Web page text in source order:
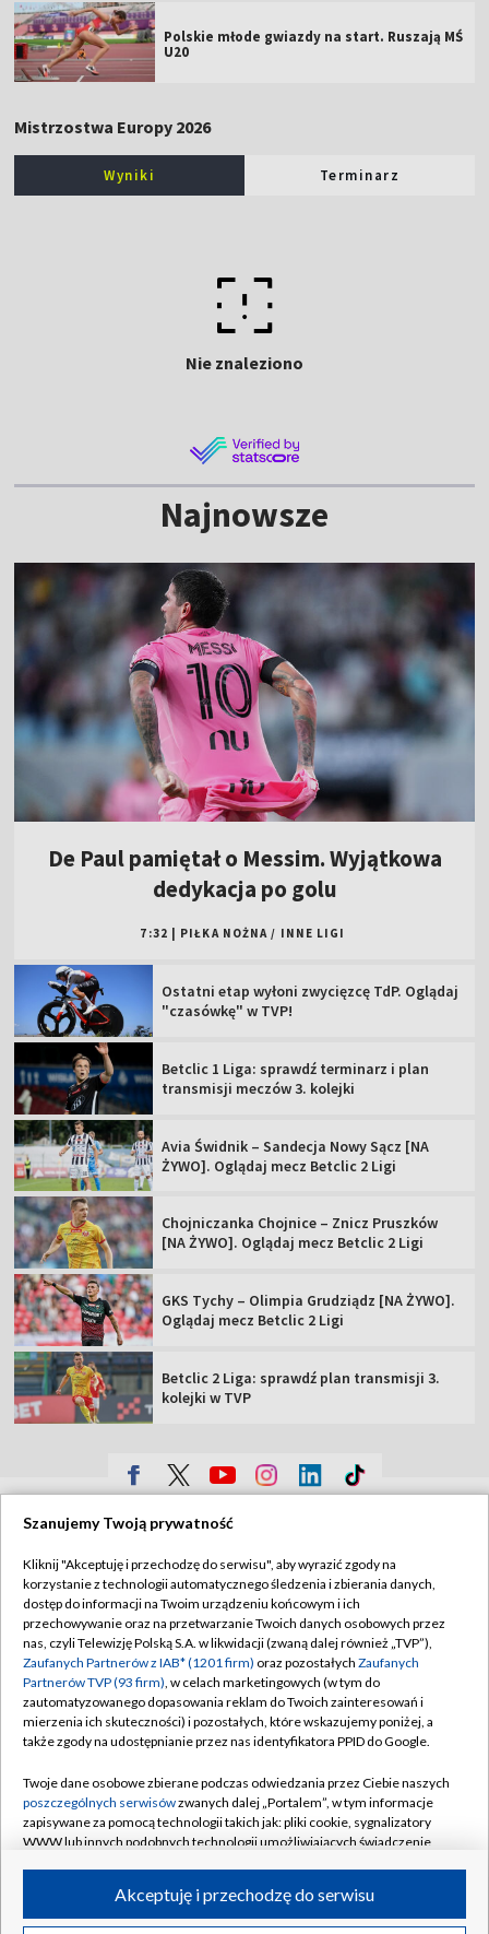
Polskie młode gwiazdy na start. Ruszają MŚ
U20
Mistrzostwa Europy 2026
Wyniki Terminarz
Nie znaleziono
Najnowsze
De Paul pamiętał o Messim. Wyjątkowa
dedykacja po golu
7:32 PIŁKA NOŻNA / INNE LIGI
Ostatni etap wyłoni zwycięzcę TdP. Oglądaj
"czasówkę" w TVP!
Betclic 1 Liga: sprawdź terminarz i plan
transmisji meczów 3. kolejki
Avia Świdnik – Sandecja Nowy Sącz [NA
ŻYWO]. Oglądaj mecz Betclic 2 Ligi
Chojniczanka Chojnice – Znicz Pruszków
[NA ŻYWO]. Oglądaj mecz Betclic 2 Ligi
GKS Tychy – Olimpia Grudziądz [NA ŻYWO].
Oglądaj mecz Betclic 2 Ligi
Betclic 2 Liga: sprawdź plan transmisji 3.
kolejki w TVP
Sklep TVP
Biuro Reklamy
Oferta Handlowa
Telegazeta ogłoszenia
Emisja w TVP
Ogłoszenia przetargowe
Akademia Telewizyjna
Centrum informacji TVP
Polityka prywatności
Moje zgody
Biuro reklamy
Kontakt
©2026 Telewizja Polska Spółka Akcyjna w likwidacji
Szanujemy Twoją prywatność
Kliknij "Akceptuję i przechodzę do serwisu", aby wyrazić zgody na
korzystanie z technologii automatycznego śledzenia i zbierania danych,
dostęp do informacji na Twoim urządzeniu końcowym i ich
przechowywanie oraz na przetwarzanie Twoich danych osobowych przez
nas, czyli Telewizję Polską S.A. w likwidacji (zwaną dalej również „TVP”),
Zaufanych Partnerów z IAB* (1201 firm) oraz pozostałych Zaufanych
Partnerów TVP (93 firm), w celach marketingowych (w tym do
zautomatyzowanego dopasowania reklam do Twoich zainteresowań i
mierzenia ich skuteczności) i pozostałych, które wskazujemy poniżej, a
także zgody na udostępnianie przez nas identyfikatora PPID do Google.
Twoje dane osobowe zbierane podczas odwiedzania przez Ciebie naszych
poszczególnych serwisówzwanych dalej „Portalem”, w tym informacje
zapisywane za pomocą technologii takich jak: pliki cookie, sygnalizatory
WWW lub innych podobnych technologii umożliwiających świadczenie
ruchu w Internecie.Akceptuję i przechodzę do serwisu